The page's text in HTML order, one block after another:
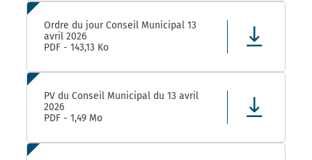
Ordre du jour Conseil Municipal 13
avril 2026
PDF - 143,13 Ko
PV du Conseil Municipal du 13 avril
2026
PDF - 1,49 Mo